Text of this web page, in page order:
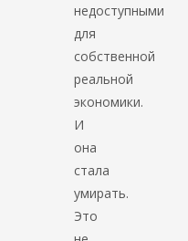
недоступными
для
собственной
реальной
экономики.
И
она
стала
умирать.
Это